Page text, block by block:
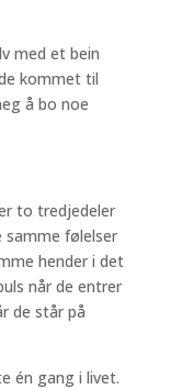
med et bein
kommet til
å bo noe
to tredjedeler
samme følelser
hender i det
når de entrer
de står på
én gang i livet.